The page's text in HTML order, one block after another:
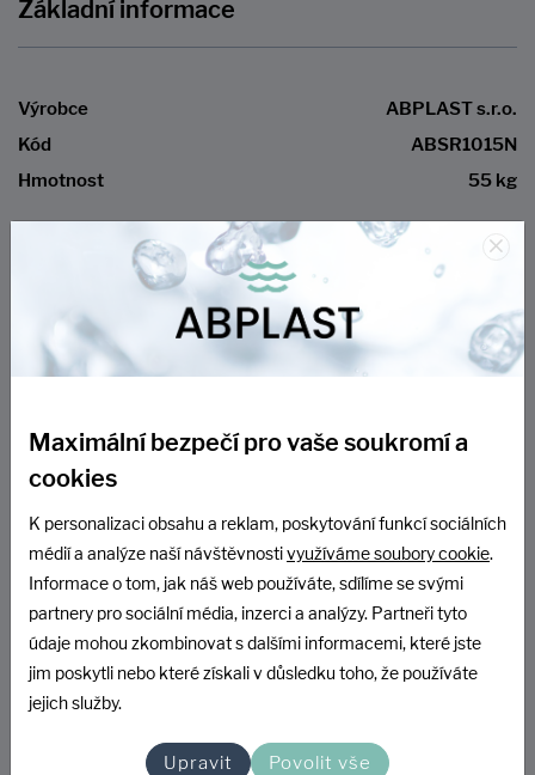
Základní informace
Výrobce
ABPLAST s.r.o.
Kód
ABSR1015N
Hmotnost
55 kg
Recenze z portálu Heureka.cz
uživatelů, kteří u nás provedli nákup a
souhlasili se zasláním dotazníku
prostřednictvím systému Heureka.cz
Vyber
Komunikace
×
Maximální bezpečí pro vaše soukromí a
cookies
K personalizaci obsahu a reklam, poskytování funkcí sociálních
médií a analýze naší návštěvnostivyužíváme soubory cookie.
Informace o tom, jak náš web používáte, sdílíme se svými
partnery pro sociální média, inzerci a analýzy. Partneři tyto
údaje mohou zkombinovat s dalšími informacemi, které jste
jim poskytli nebo které získali v důsledku toho, že používáte
jejich služby.
Upravit Povolit vše